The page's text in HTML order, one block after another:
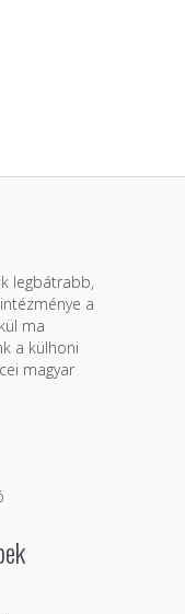
legbátrabb,
a
ma
a külhoni
magyar